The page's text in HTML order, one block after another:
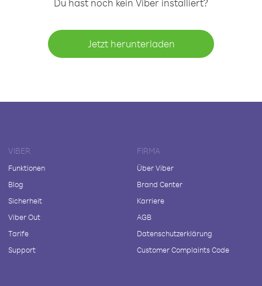
Du hast noch kein Viber installiert?
Jetzt herunterladen
VIBER
Funktionen
Blog
Sicherheit
Viber Out
Tarife
Support
FIRMA
Über Viber
Brand Center
Karriere
AGB
Datenschutzerklärung
Customer Complaints Code